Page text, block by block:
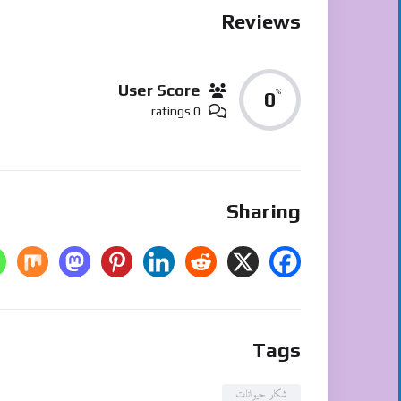
Reviews
0%
User Score
0 ratings
Sharing
Tags
شکار حیوانات